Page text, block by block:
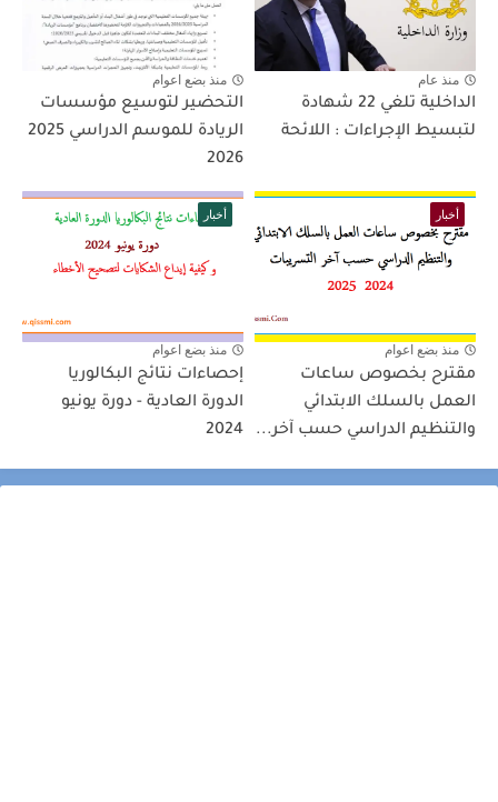
منذ عام
الداخلية تلغي 22 شهادة
لتبسيط الإجراءات : اللائحة
منذ بضع اعوام
التحضير لتوسيع مؤسسات
الريادة للموسم الدراسي 2025
2026
أخبار
منذ بضع اعوام
مقترح بخصوص ساعات
العمل بالسلك الابتدائي
والتنظيم الدراسي حسب آخر...
أخبار
منذ بضع اعوام
إحصاءات نتائج البكالوريا
الدورة العادية - دورة يونيو
2024